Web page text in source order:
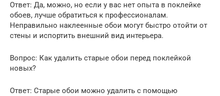
Ответ: Да, можно, но если у вас нет опыта в поклейке
обоев, лучше обратиться к профессионалам.
Неправильно наклеенные обои могут быстро отойти от
стены и испортить внешний вид интерьера.
Вопрос: Как удалить старые обои перед поклейкой
новых?
Ответ: Старые обои можно удалить с помощью